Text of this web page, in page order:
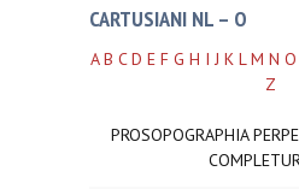
CARTUSIANI NL – O
A B C D E F G H I J K L M N O
Z
PROSOPOGRAPHIA